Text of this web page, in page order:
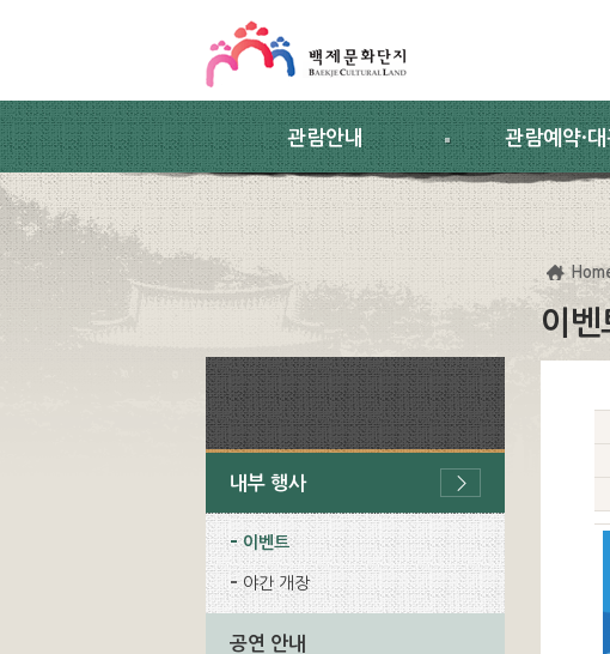
관람안내 관람예약·대
내부 행사
이벤트
야간 개장
공연 안내
이벤